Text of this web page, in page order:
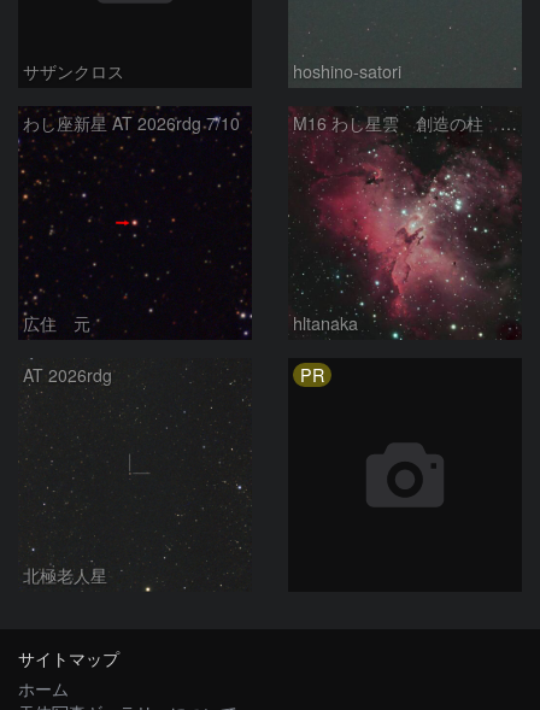
サザンクロス hoshino-satori
わし座新星 AT 2026rdg 7/10
広住 元
M16 わし星雲 創造の柱 へび座
hltanaka
AT 2026rdg
北極老人星
PR
サイトマップ
ホーム